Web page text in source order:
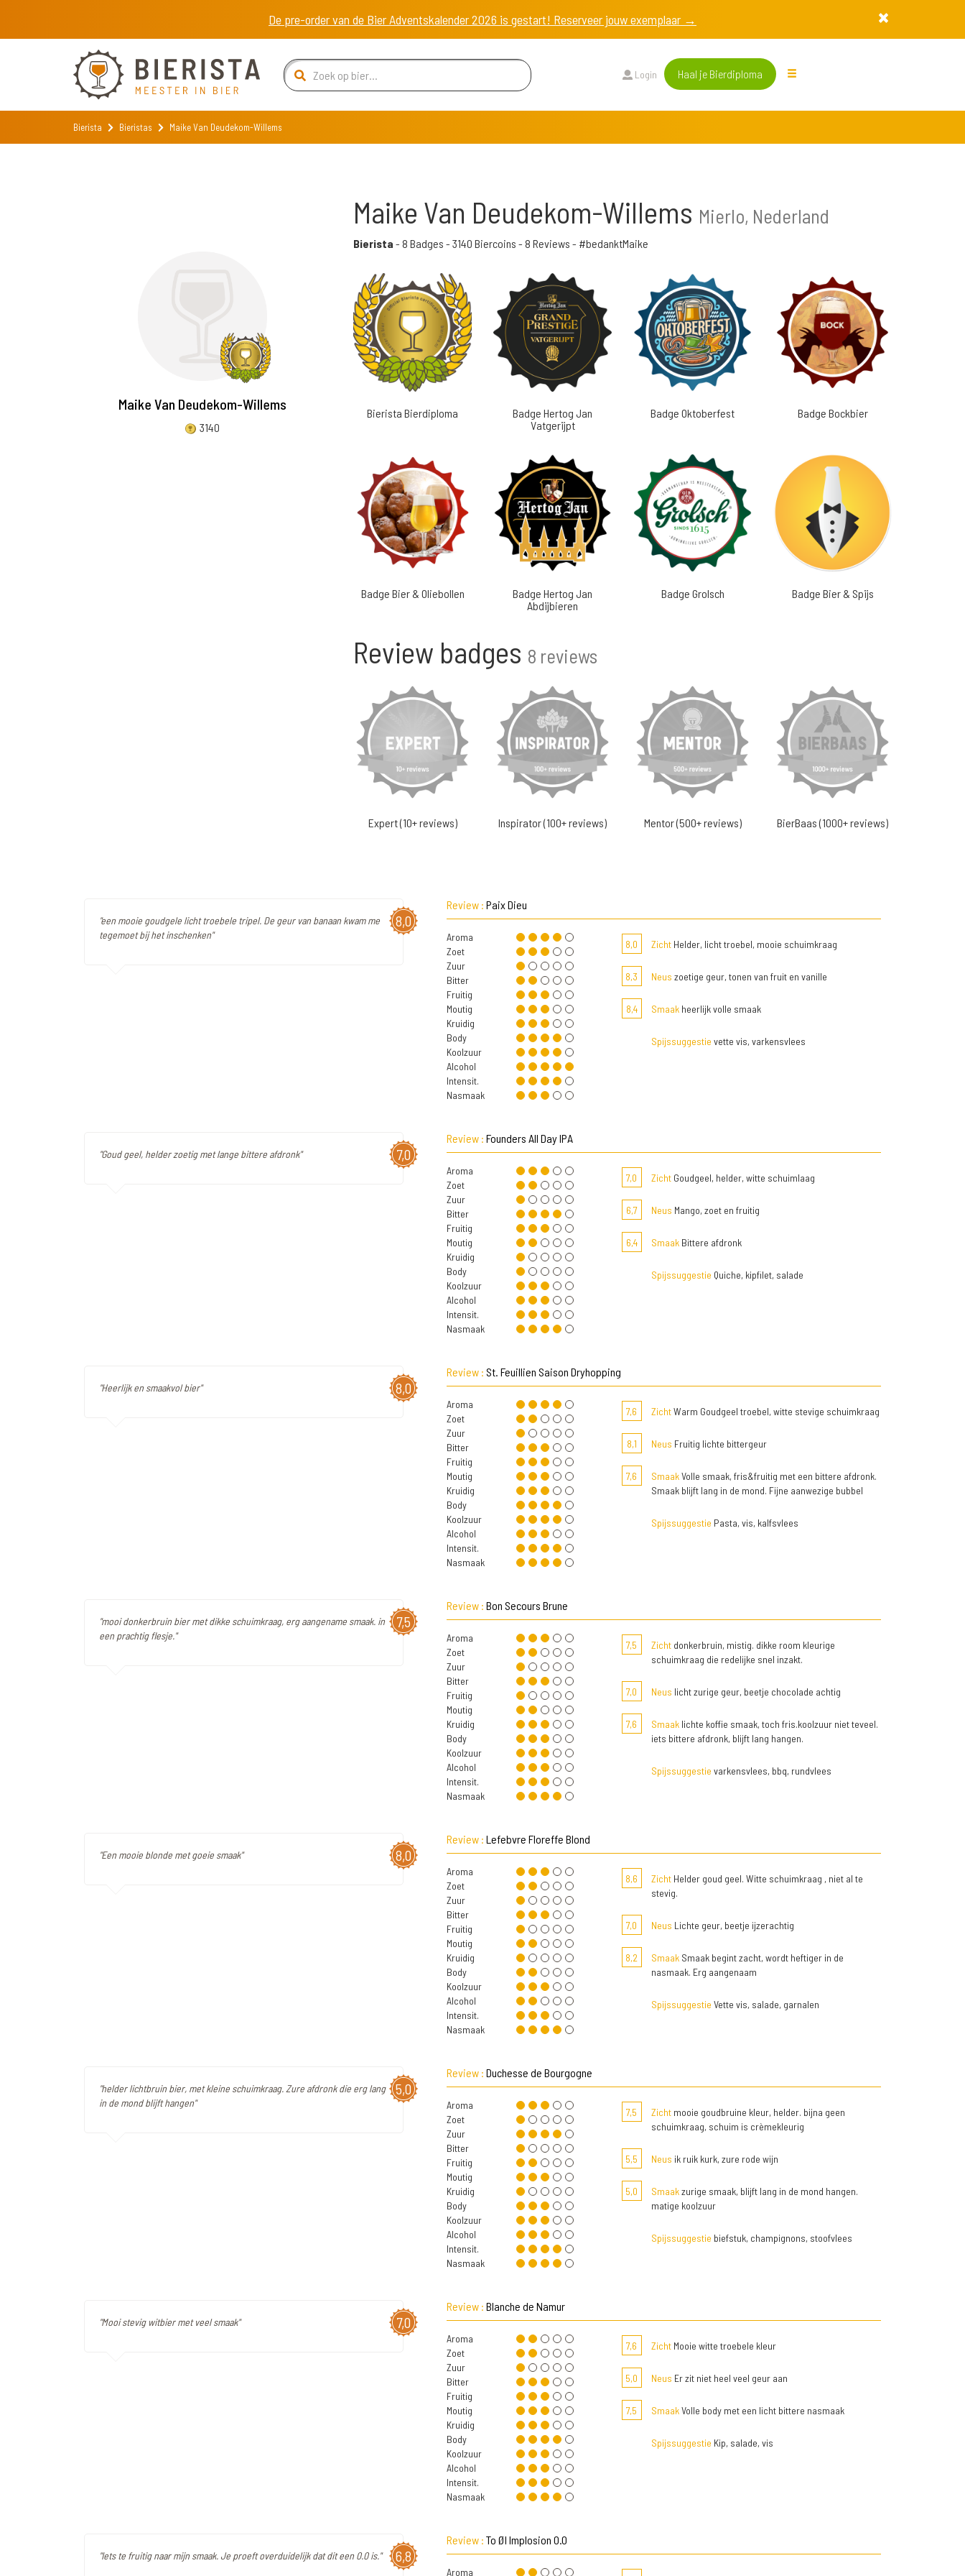
De pre-order van de Bier Adventskalender 2026 is gestart! Reserveer jouw exemplaar →
Login Haal je Bierdiploma
Bierista Bieristas Maike Van Deudekom-Willems
Maike Van Deudekom-Willems
3140
Maike Van Deudekom-Willems Mierlo, Nederland
Bierista - 8 Badges - 3140 Biercoins - 8 Reviews - #bedanktMaike
Bierista Bierdiploma
Badge Hertog Jan
Vatgerijpt
Badge Oktoberfest Badge Bockbier
Badge Bier & Oliebollen
Badge Hertog Jan
Abdijbieren
Badge Grolsch Badge Bier & Spijs
Review badges 8 reviews
Expert (10+ reviews) Inspirator (100+ reviews) Mentor (500+ reviews) BierBaas (1000+ reviews)
8,0
"een mooie goudgele licht troebele tripel. De geur van banaan kwam me
tegemoet bij het inschenken"
Review : Paix Dieu
Aroma
Zoet
Zuur
Bitter
Fruitig
Moutig
Kruidig
Body
Koolzuur
Alcohol
Intensit.
Nasmaak
8,0 ZichtHelder, licht troebel, mooie schuimkraag
8,3 Neus zoetige geur, tonen van fruit en vanille
8,4 Smaakheerlijk volle smaak
Spijssuggestie vette vis, varkensvlees
7,0
"Goud geel, helder zoetig met lange bittere afdronk"
Review : Founders All Day IPA
Aroma
Zoet
Zuur
Bitter
Fruitig
Moutig
Kruidig
Body
Koolzuur
Alcohol
Intensit.
Nasmaak
7,0 ZichtGoudgeel, helder, witte schuimlaag
6,7 Neus Mango, zoet en fruitig
6,4 SmaakBittere afdronk
Spijssuggestie Quiche, kipfilet, salade
8,0
"Heerlijk en smaakvol bier"
Review : St. Feuillien Saison Dryhopping
Aroma
Zoet
Zuur
Bitter
Fruitig
Moutig
Kruidig
Body
Koolzuur
Alcohol
Intensit.
Nasmaak
7,6 ZichtWarm Goudgeel troebel, witte stevige schuimkraag
8,1 Neus Fruitig lichte bittergeur
7,6 SmaakVolle smaak, fris&fruitig met een bittere afdronk.
Smaak blijft lang in de mond. Fijne aanwezige bubbel
Spijssuggestie Pasta, vis, kalfsvlees
7,5
"mooi donkerbruin bier met dikke schuimkraag, erg aangename smaak. in
een prachtig flesje."
Review : Bon Secours Brune
Aroma
Zoet
Zuur
Bitter
Fruitig
Moutig
Kruidig
Body
Koolzuur
Alcohol
Intensit.
Nasmaak
7,5 Zichtdonkerbruin, mistig. dikke room kleurige
schuimkraag die redelijke snel inzakt.
7,0 Neus licht zurige geur, beetje chocolade achtig
7,6 Smaaklichte koffie smaak, toch fris.koolzuur niet teveel.
iets bittere afdronk, blijft lang hangen.
Spijssuggestie varkensvlees, bbq, rundvlees
8,0
"Een mooie blonde met goeie smaak"
Review : Lefebvre Floreffe Blond
Aroma
Zoet
Zuur
Bitter
Fruitig
Moutig
Kruidig
Body
Koolzuur
Alcohol
Intensit.
Nasmaak
8,6 ZichtHelder goud geel. Witte schuimkraag , niet al te
stevig.
7,0 Neus Lichte geur, beetje ijzerachtig
8,2 SmaakSmaak begint zacht, wordt heftiger in de
nasmaak. Erg aangenaam
Spijssuggestie Vette vis, salade, garnalen
5,0
"helder lichtbruin bier, met kleine schuimkraag. Zure afdronk die erg lang
in de mond blijft hangen"
Review : Duchesse de Bourgogne
Aroma
Zoet
Zuur
Bitter
Fruitig
Moutig
Kruidig
Body
Koolzuur
Alcohol
Intensit.
Nasmaak
7,5 Zichtmooie goudbruine kleur, helder. bijna geen
schuimkraag, schuim is crèmekleurig
5,5 Neus ik ruik kurk, zure rode wijn
5,0 Smaakzurige smaak, blijft lang in de mond hangen.
matige koolzuur
Spijssuggestie biefstuk, champignons, stoofvlees
7,0
"Mooi stevig witbier met veel smaak"
Review : Blanche de Namur
Aroma
Zoet
Zuur
Bitter
Fruitig
Moutig
Kruidig
Body
Koolzuur
Alcohol
Intensit.
Nasmaak
7,6 ZichtMooie witte troebele kleur
5,0 Neus Er zit niet heel veel geur aan
7,5 SmaakVolle body met een licht bittere nasmaak
Spijssuggestie Kip, salade, vis
6,8
"Iets te fruitig naar mijn smaak. Je proeft overduidelijk dat dit een 0.0 is."
Review : To Øl Implosion 0.0
Aroma